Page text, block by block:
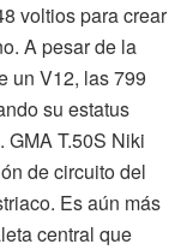
voltios para crear
A pesar de la
un V12, las 799
su estatus
GMA T.50S Niki
de circuito del
Es aún más
central que